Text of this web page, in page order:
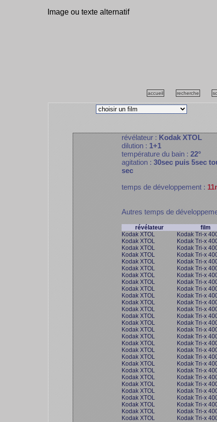
Image ou texte alternatif
accueil recherche
révélateur :Kodak XTOL
dilution :1+1
température du bain :22°
agitation :30sec puis 5sec
sec
temps de développement :
Autres temps de
révélateur
film
Kodak XTOL
Kodak Tri-x
Kodak XTOL
Kodak Tri-x
Kodak XTOL
Kodak Tri-x
Kodak XTOL
Kodak Tri-x
Kodak XTOL
Kodak Tri-x
Kodak XTOL
Kodak Tri-x
Kodak XTOL
Kodak Tri-x
Kodak XTOL
Kodak Tri-x
Kodak XTOL
Kodak Tri-x
Kodak XTOL
Kodak Tri-x
Kodak XTOL
Kodak Tri-x
Kodak XTOL
Kodak Tri-x
Kodak XTOL
Kodak Tri-x
Kodak XTOL
Kodak Tri-x
Kodak XTOL
Kodak Tri-x
Kodak XTOL
Kodak Tri-x
Kodak XTOL
Kodak Tri-x
Kodak XTOL
Kodak Tri-x
Kodak XTOL
Kodak Tri-x
Kodak XTOL
Kodak Tri-x
Kodak XTOL
Kodak Tri-x
Kodak XTOL
Kodak Tri-x
Kodak XTOL
Kodak Tri-x
Kodak XTOL
Kodak Tri-x
Kodak XTOL
Kodak Tri-x
Kodak XTOL
Kodak Tri-x
Kodak XTOL
Kodak Tri-x
Kodak XTOL
Kodak Tri-x